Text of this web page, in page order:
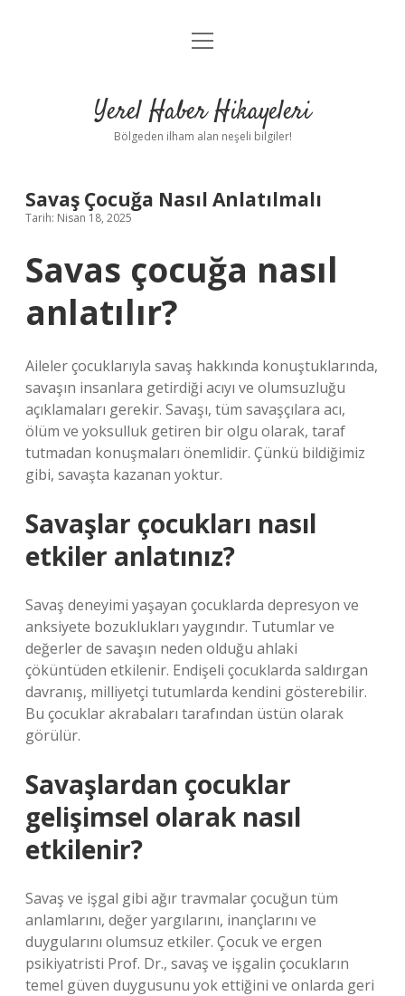
Anasayfa
Yasal Uyarı
menüyü
Yerel Haber Hikayeleri
Bölgeden ilham alan neşeli bilgiler!
Savaş Çocuğa Nasıl Anlatılmalı
Tarih: Nisan 18, 2025
Savas çocuğa nasıl
anlatılır?
Aileler çocuklarıyla savaş hakkında konuştuklarında,
savaşın insanlara getirdiği acıyı ve olumsuzluğu
açıklamaları gerekir. Savaşı, tüm savaşçılara acı,
ölüm ve yoksulluk getiren bir olgu olarak, taraf
tutmadan konuşmaları önemlidir. Çünkü bildiğimiz
gibi, savaşta kazanan yoktur.
Savaşlar çocukları nasıl
etkiler anlatınız?
Savaş deneyimi yaşayan çocuklarda depresyon ve
anksiyete bozuklukları yaygındır. Tutumlar ve
değerler de savaşın neden olduğu ahlaki
çöküntüden etkilenir. Endişeli çocuklarda saldırgan
davranış, milliyetçi tutumlarda kendini gösterebilir.
Bu çocuklar akrabaları tarafından üstün olarak
görülür.
Savaşlardan çocuklar
gelişimsel olarak nasıl
etkilenir?
Savaş ve işgal gibi ağır travmalar çocuğun tüm
anlamlarını, değer yargılarını, inançlarını ve
duygularını olumsuz etkiler. Çocuk ve ergen
psikiyatristi Prof. Dr., savaş ve işgalin çocukların
temel güven duygusunu yok ettiğini ve onlarda geri